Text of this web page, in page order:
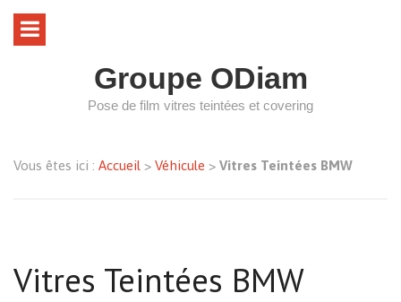
Groupe ODiam
Pose de film vitres teintées et covering
Vous êtes ici : Accueil > Véhicule > Vitres Teintées BMW
Vitres Teintées BMW